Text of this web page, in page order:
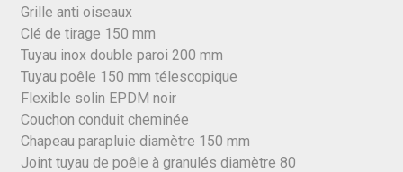
Grille anti oiseaux
Clé de tirage 150 mm
Tuyau inox double paroi 200 mm
Tuyau poêle 150 mm télescopique
Flexible solin EPDM noir
Couchon conduit cheminée
Chapeau parapluie diamètre 150 mm
Joint tuyau de poêle à granulés diamètre 80